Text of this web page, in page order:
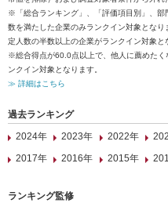
※「総合ランキング」、「評価項目別」、部
数を満たした企業のみランクイン対象とな
定人数の半数以上の企業がランクイン対象と
※総合得点が60.0点以上で、他人に薦めた
ンクイン対象となります。
≫ 詳細はこちら
過去ランキング
2024年
2023年 2022年
2017年
2016年 2015年
ランキング監修